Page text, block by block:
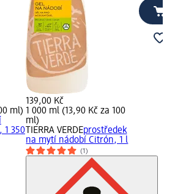
ml)
1 350
139,00 Kč
1 000 ml (13,90 Kč za 100
ml)
TIERRA VERDEprostředek
na mytí nádobí Citrón, 1 l
(1)